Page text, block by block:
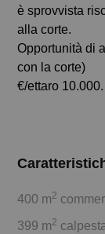
è sprovvista
alla corte.
Opportunità di
con la corte)
€/ettaro 10.000.
400 m2
399 m2